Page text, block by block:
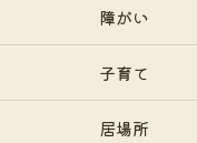
障がい
子育て
居場所